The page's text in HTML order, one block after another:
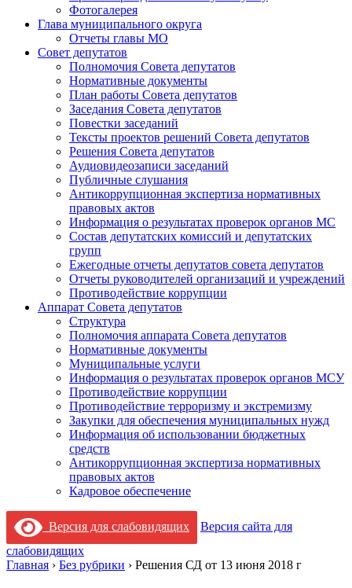
Фотогалерея
Глава муниципального округа
Отчеты главы МО
Совет депутатов
Полномочия Совета депутатов
Нормативные документы
План работы Совета депутатов
Заседания Cовета депутатов
Повестки заседаний
Тексты проектов решений Совета депутатов
Решения Совета депутатов
Аудиовидеозаписи заседаний
Публичные слушания
Антикоррупционная экспертиза нормативных
правовых актов
Информация о результатах проверок органов МС
Состав депутатских комиссий и депутатских
групп
Ежегодные отчеты депутатов совета депутатов
Отчеты руководителей организаций и учреждений
Противодействие коррупции
Аппарат Совета депутатов
Структура
Полномочия аппарата Совета депутатов
Нормативные документы
Муниципальные услуги
Информация о результатах проверок органов МСУ
Противодействие коррупции
Противодействие терроризму и экстремизму
Закупки для обеспечения муниципальных нужд
Информация об использовании бюджетных
средств
Антикоррупционная экспертиза нормативных
правовых актов
Кадровое обеспечение
Версия для слабовидящих
Версия сайта для
слабовидящих
Главная › Без рубрики › Решения СД от 13 июня 2018 г